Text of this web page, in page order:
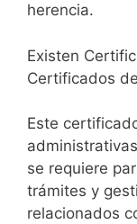
herencia.
Existen
Certificados
Este
se requiere
trámites y
relacionados